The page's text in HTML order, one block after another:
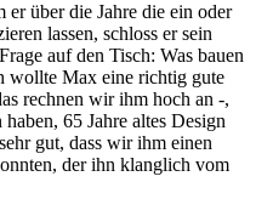
über die Jahre die ein oder
lassen, schloss er sein
auf den Tisch: Was bauen
wollte Max eine richtig gute
rechnen wir ihm hoch an -,
65 Jahre altes Design
gut, dass wir ihm einen
der ihn klanglich vom